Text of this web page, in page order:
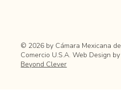
© 2026 by Cámara Mexicana de
Comercio U.S.A. Web Design by
Beyond Clever